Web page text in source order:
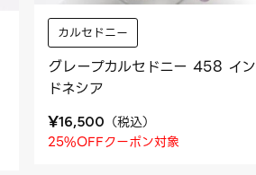
カルセドニー
グレープカルセドニー 458 イン
ドネシア
¥16,500 （税込）
25%OFFクーポン対象